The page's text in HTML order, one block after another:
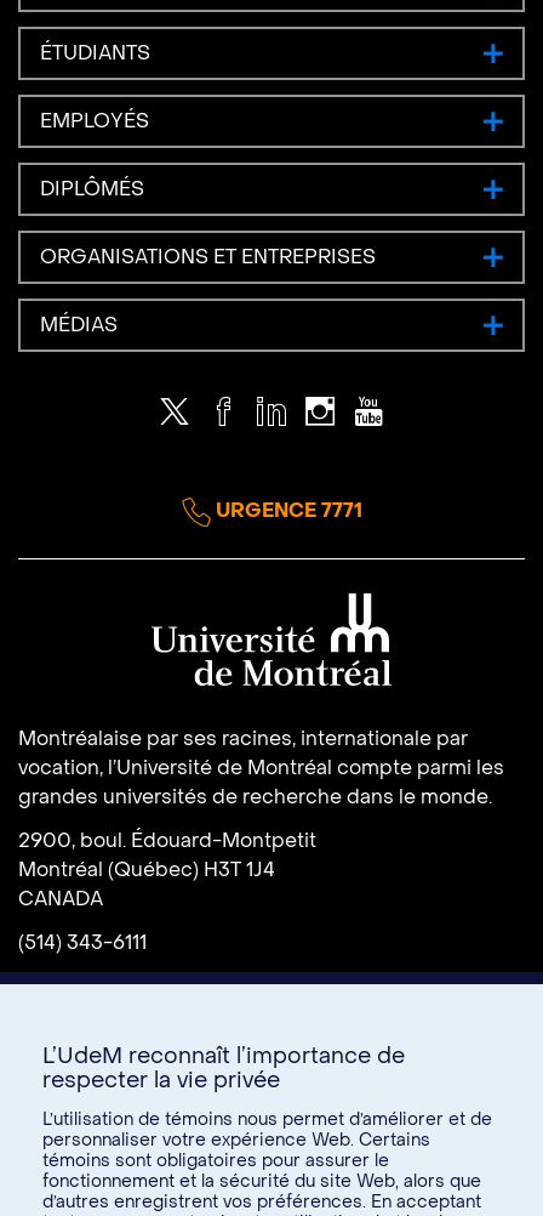
ÉTUDIANTS
EMPLOYÉS
DIPLÔMÉS
ORGANISATIONS ET ENTREPRISES
MÉDIAS
Twitter Facebook
LinkedInInstagramYoutube
URGENCE 7771
Montréalaise par ses racines, internationale par
vocation, l’Université de Montréal compte parmi les
grandes universités de recherche dans le monde.
2900, boul. Édouard-Montpetit
Montréal (Québec) H3T 1J4
CANADA
(514) 343-6111
Donnez à l’UdeM
L’UdeM reconnaît l’importance de
respecter la vie privée
L’utilisation de témoins nous permet d’améliorer et de
personnaliser votre expérience Web. Certains
témoins sont obligatoires pour assurer le
fonctionnement et la sécurité du site Web, alors que
d’autres enregistrent vos préférences. En acceptant